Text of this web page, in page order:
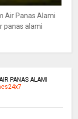
Air Panas Alami
panas alami
PANAS ALAMI